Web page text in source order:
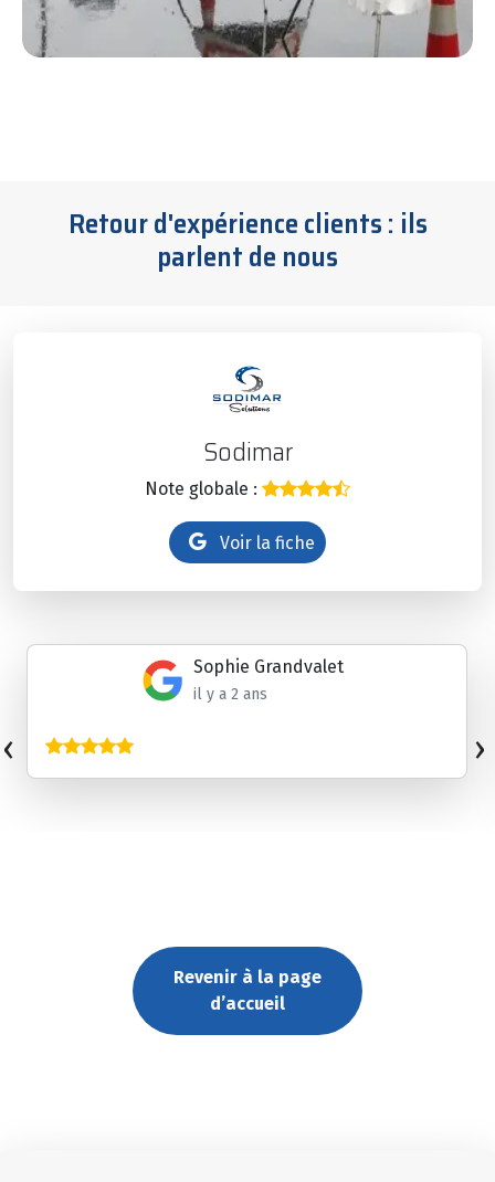
Retour d'expérience clients : ils
parlent de nous
Sodimar
Note globale :
Voir la fiche
Sophie Grandvalet
il y a 2 ans
‹ ›
Revenir à la page
d’accueil